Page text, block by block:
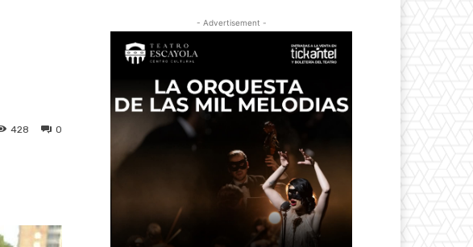
0
428
- Advertisement -